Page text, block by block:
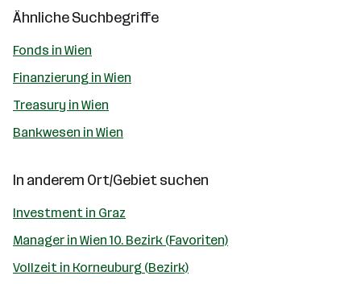
Ähnliche Suchbegriffe
Fonds in Wien
Finanzierung in Wien
Treasury in Wien
Bankwesen in Wien
In anderem Ort/Gebiet suchen
Investment in Graz
Manager in Wien 10. Bezirk (Favoriten)
Vollzeit in Korneuburg (Bezirk)